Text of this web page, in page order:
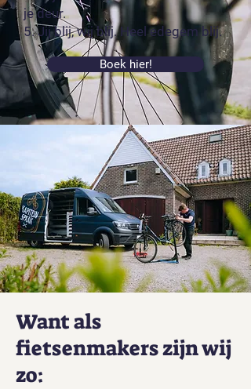
je deur.
5. Jij blij, wij blij. Heel edegem blij.
Boek hier!
Want als
fietsenmakers zijn wij
zo: